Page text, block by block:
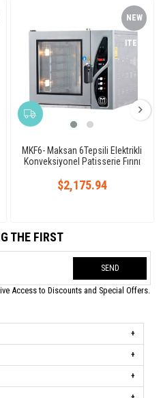
MKF6- Maksan 6Tepsili Elektrikli
Konveksiyonel Patisserie Fırını
$2,175.94
NEW
ITEM
THE FIRST
SEND
Access to Discounts and Special Offers.